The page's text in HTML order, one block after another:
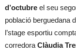
d’octubre el seu
població berguedana
l’stage esportiu
corredora Clàudia